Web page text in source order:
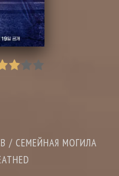
/ СЕМЕЙНАЯ МОГИЛА